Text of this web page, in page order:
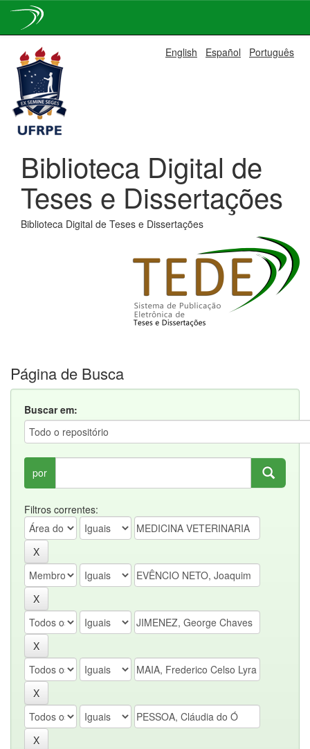
navigation
English Español Português
Biblioteca Digital de
Teses e Dissertações
Biblioteca Digital de Teses e Dissertações
Página de Busca
Buscar em:
por
Filtros correntes: